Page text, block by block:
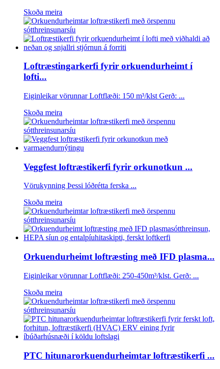
Skoða meira
Loftræstingarkerfi fyrir orkuendurheimt í
lofti...
Eiginleikar vörunnar Loftflæði: 150 m³/klst Gerð: ...
Skoða meira
Veggfest loftræstikerfi fyrir orkunotkun ...
Vörukynning Þessi lóðrétta ferska ...
Skoða meira
Orkuendurheimt loftræsting með IFD plasma...
Eiginleikar vörunnar Loftflæði: 250-450m³/klst. Gerð: ...
Skoða meira
PTC hitunarorkuendurheimtar loftræstikerfi ...